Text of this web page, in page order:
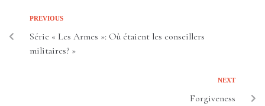
PREVIOUS
Série « Les Armes »: Où étaient les conseillers
militaires? »
NEXT
Forgiveness